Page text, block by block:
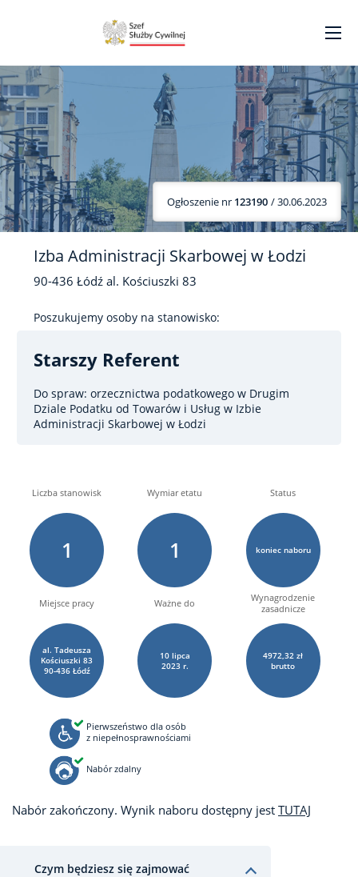
Ogłoszenie nr 123190 / 30.06.2023
Izba Administracji Skarbowej w Łodzi
90-436 Łódź al. Kościuszki 83
Poszukujemy osoby na stanowisko:
Starszy Referent
Do spraw: orzecznictwa podatkowego w Drugim
Dziale Podatku od Towarów i Usług w Izbie
Administracji Skarbowej w Łodzi
Liczba stanowisk
1
Wymiar etatu
1
Status
koniec naboru
Miejsce pracy
al. Tadeusza
Kościuszki 83
90-436 Łódź
Ważne do
10 lipca
2023 r.
Wynagrodzenie
zasadnicze
4972,32 zł
brutto
Pierwszeństwo dla osób
z niepełnosprawnościami
Nabór zdalny
Nabór zakończony. Wynik naboru dostępny jest TUTAJ
Czym będziesz się zajmować